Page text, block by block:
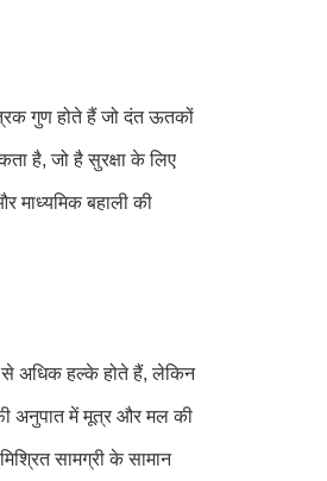
गुण होते हैं जो दंत ऊतकों
है, जो है सुरक्षा के लिए
माध्यमिक बहाली की
से अधिक हल्के होते हैं, लेकिन
अनुपात में मूत्र और मल की
सामग्री के सामान